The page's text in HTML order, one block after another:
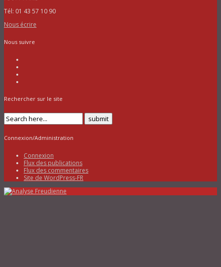
Tél: 01 43 57 10 90
Nous écrire
Nous suivre
Rechercher sur le site
Connexion/Administration
Connexion
Flux des publications
Flux des commentaires
Site de WordPress-FR